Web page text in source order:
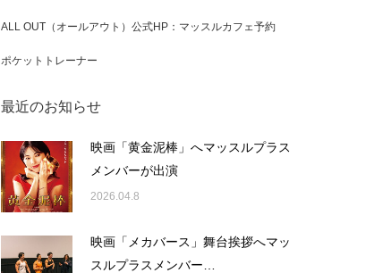
ALL OUT（オールアウト）公式HP：マッスルカフェ予約
ポケットトレーナー
最近のお知らせ
映画「黄金泥棒」へマッスルプラス
メンバーが出演
2026.04.8
映画「メカバース」舞台挨拶へマッ
スルプラスメンバー…